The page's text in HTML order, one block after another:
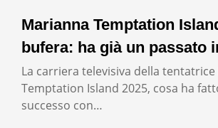
Marianna Temptation
bufera: ha già un passato
La carriera televisiva della
Temptation Island 2025, cosa ha
successo con…